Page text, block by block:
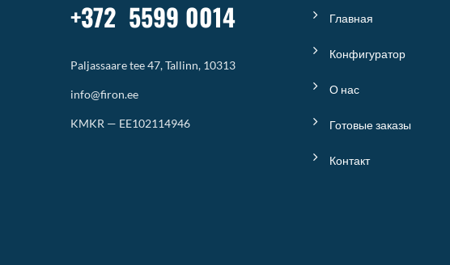
+372 5599 0014
Paljassaare tee 47, Tallinn, 10313
info@firon.ee
KMKR — EE102114946
Главная
Конфигуратор
О нас
Готовые заказы
Контакт